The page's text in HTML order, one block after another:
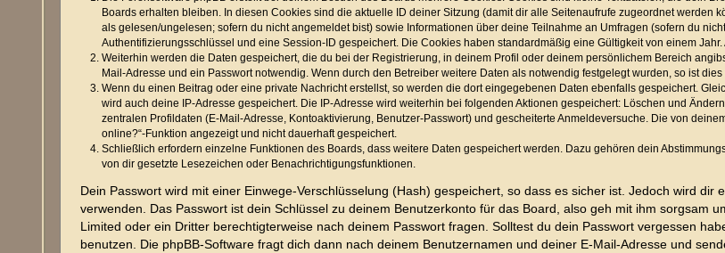
Boards erhalten bleiben. In diesen Cookies sind die aktuelle ID deiner Sitzung (damit dir alle Seitenaufrufe zugeordnet
als gelesen/ungelesen; sofern du nicht angemeldet bist) sowie Informationen über deine Teilnahme an Umfragen (sofern du
Authentifizierungsschlüssel und eine Session-ID gespeichert. Die Cookies haben standardmäßig eine Gültigkeit von einem
Weiterhin werden die Daten gespeichert, die du bei der Registrierung, in deinem Profil oder deinem persönlichem Bereich
Mail-Adresse und ein Passwort notwendig. Wenn durch den Betreiber weitere Daten als notwendig festgelegt wurden, so ist
Wenn du einen Beitrag oder eine private Nachricht erstellst, so werden die dort eingegebenen Daten ebenfalls gespeichert.
wird auch deine IP-Adresse gespeichert. Die IP-Adresse wird weiterhin bei folgenden Aktionen gespeichert: Löschen und
zentralen Profildaten (E-Mail-Adresse, Kontoaktivierung, Benutzer-Passwort) und gescheiterte Anmeldeversuche. Die von
online?“-Funktion angezeigt und nicht dauerhaft gespeichert.
Schließlich erfordern einzelne Funktionen des Boards, dass weitere Daten gespeichert werden. Dazu gehören dein
von dir gesetzte Lesezeichen oder Benachrichtigungsfunktionen.
Dein Passwort wird mit einer Einwege-Verschlüsselung (Hash) gespeichert, so dass es sicher ist. Jedoch wird
verwenden. Das Passwort ist dein Schlüssel zu deinem Benutzerkonto für das Board, also geh mit ihm sorgsam
Limited oder ein Dritter berechtigterweise nach deinem Passwort fragen. Solltest du dein Passwort vergessen
benutzen. Die phpBB-Software fragt dich dann nach deinem Benutzernamen und deiner E-Mail-Adresse und